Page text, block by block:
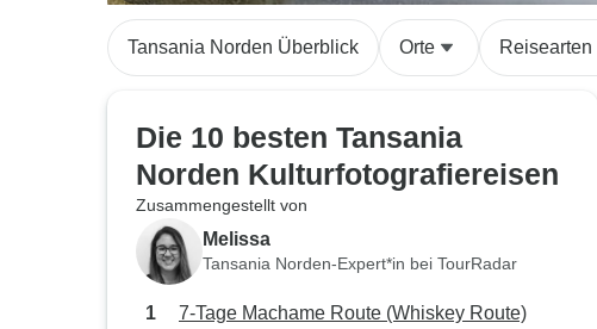
Tansania Norden Überblick Orte Reisearten
Die 10 besten Tansania
Norden Kulturfotografiereisen
Zusammengestellt von
Melissa
Tansania Norden-Expert*in bei TourRadar
7-Tage Machame Route (Whiskey Route)